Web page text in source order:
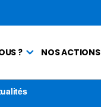
? NOS ACTIONS